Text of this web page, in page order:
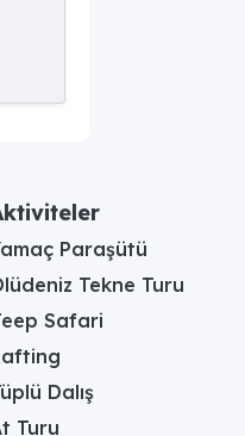
Paraşütü
Tekne Turu
Safari
Dalış
Turu